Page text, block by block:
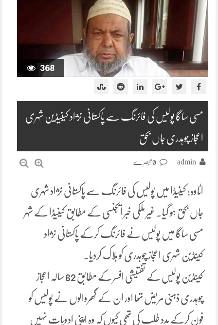
368
مسی ساگا پولیس کی فائرنگ سے پاکستانی نژاد کینیڈین شہری
اعجاز چوہدری جاں بحق
admin
اٹاوہ: کینیڈا میں پولیس کی فائرنگ سے پاکستانی نژاد شہری
جاں بحق ہو گیا۔ غیر ملکی خبر ایجنسی کے مطابق کینیڈا کے شہر
مسی ساگا میں پولیس نے فائرنگ کرکے پاکستانی نژاد
کینڈین شہری اعجاز چوہدری کو ہلاک کردیا۔
کینڈین پولیس کے تفتیشی افسر کے مطابق 62 سالہ اعجاز
چوہدری ذہنی مریض تھا اور ان کے گھروالوں نے پولیس کو
فون کرکے مدد طلب کی تھی کیوں کہ وہ اپنی ادویات نہیں